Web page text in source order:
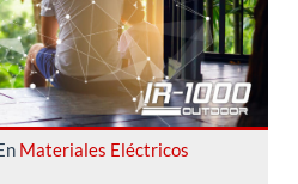
Materiales Eléctricos